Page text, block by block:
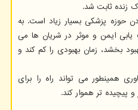
زنده ثابت شد.
حوزه پزشکی بسیار زیاد است. به
ایمن و موثر در شریان ها می
بخشد، زمان بهبودی را کم کند و
همینطور می تواند راه را برای
پیچیده تر هموار کند.